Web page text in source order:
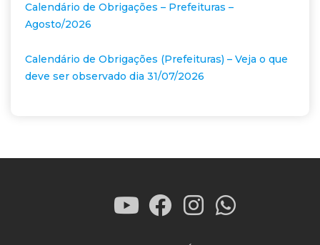
Calendário de Obrigações – Prefeituras –
Agosto/2026
Calendário de Obrigações (Prefeituras) – Veja o que
deve ser observado dia 31/07/2026